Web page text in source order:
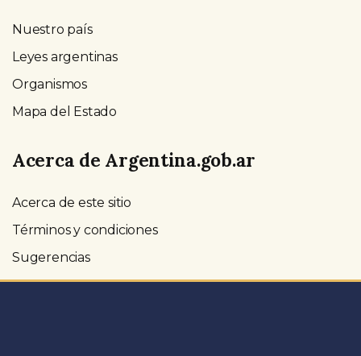
Nuestro país
Leyes argentinas
Organismos
Mapa del Estado
Acerca de Argentina.gob.ar
Acerca de este sitio
Términos y condiciones
Sugerencias